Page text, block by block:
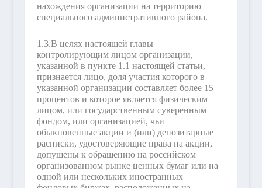
нахождения организации на территорию
специального административного района.
1.3.В целях настоящей главы
контролирующим лицом организации,
указанной в пункте 1.1 настоящей статьи,
признается лицо, доля участия которого в
указанной организации составляет более 15
процентов и которое является физическим
лицом, или государственным суверенным
фондом, или организацией, чьи
обыкновенные акции и (или) депозитарные
расписки, удостоверяющие права на акции,
допущены к обращению на российском
организованном рынке ценных бумаг или на
одной или нескольких иностранных